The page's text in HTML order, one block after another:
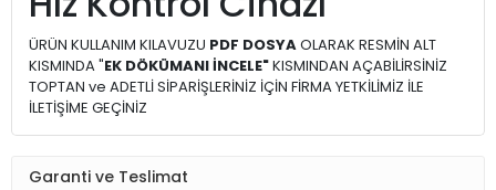
ÜRÜN KULLANIM KILAVUZU PDF DOSYAOLARAK RESMİN ALT
KISMINDA "EK DÖKÜMANI İNCELE"KISMINDAN AÇABİLİRSİNİZ
TOPTAN ve ADETLİ SİPARİŞLERİNİZ İÇİN FİRMA YETKİLİMİZ İLE
İLETİŞİME GEÇİNİZ
Garanti ve Teslimat